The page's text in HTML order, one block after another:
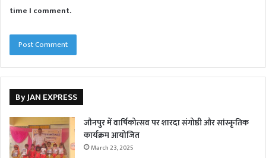
time I comment.
By JAN EXPRESS
जौनपुर में वार्षिकोत्सव पर शारदा संगोष्ठी और सांस्कृतिक
कार्यक्रम आयोजित
March 23, 2025